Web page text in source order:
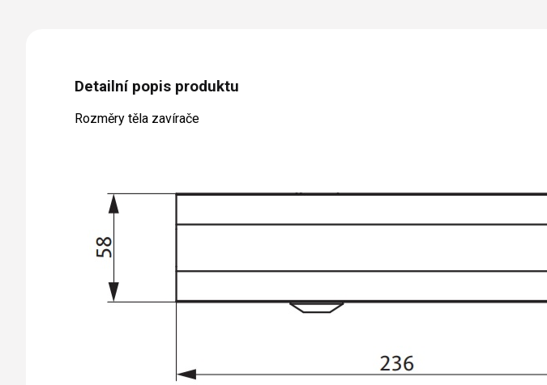
Detailní popis produktu
Rozměry těla zavírače